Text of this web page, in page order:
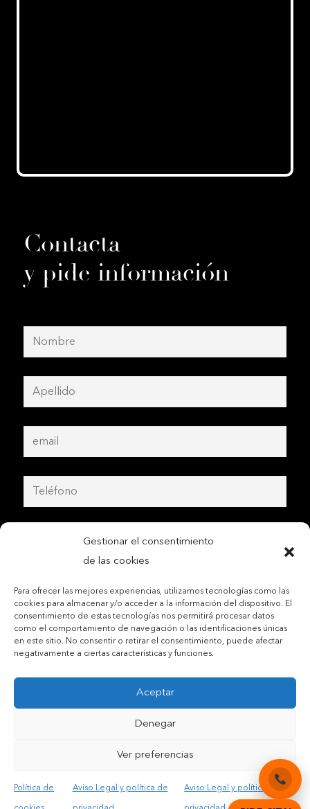
Gestionar el consentimiento
de las cookies
Para ofrecer las mejores experiencias, utilizamos tecnologías como las
cookies para almacenar y/o acceder a la información del dispositivo. El
consentimiento de estas tecnologías nos permitirá procesar datos
como el comportamiento de navegación o las identificaciones únicas
en este sitio. No consentir o retirar el consentimiento, puede afectar
negativamente a ciertas características y funciones.
Aceptar
Denegar
Ver preferencias
Política de Aviso Legal y política de Aviso Legal y política de
Contacta
y pide información
Acepto las condiciones legales y la política de privacidad